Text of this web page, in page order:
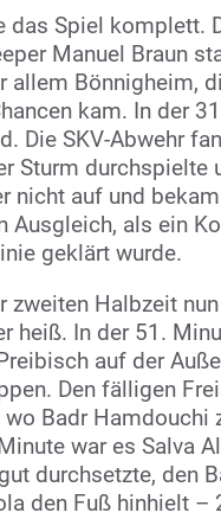
das Spiel komplett.
Manuel Braun
allem Bönnigheim,
kam. In der
Die SKV-Abwehr
Sturm durchspielte
nicht auf und
Ausgleich, als ein
geklärt wurde.
zweiten Halbzeit
heiß. In der 51.
auf der
Den fälligen
wo Badr
war es Salva
durchsetzte, den
den Fuß hinhielt –